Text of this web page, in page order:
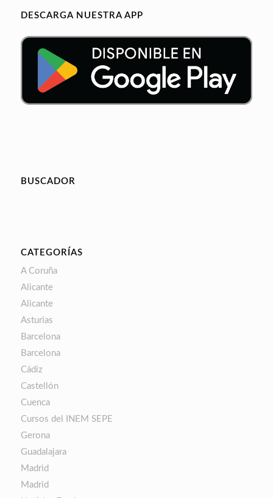
DESCARGA NUESTRA APP
BUSCADOR
CATEGORÍAS
A Coruña
Alicante
Alicante
Asturias
Barcelona
Barcelona
Cádiz
Castellón
Cuenca
Cursos del INEM SEPE
Gerona
Guadalajara
Madrid
Madrid